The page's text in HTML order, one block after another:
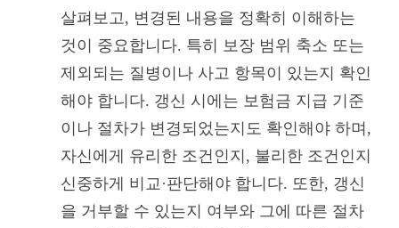
살펴보고, 변경된 내용을 정확히 이해하는
것이 중요합니다. 특히 보장 범위 축소 또는
제외되는 질병이나 사고 항목이 있는지 확인
해야 합니다. 갱신 시에는 보험금 지급 기준
이나 절차가 변경되었는지도 확인해야 하며,
자신에게 유리한 조건인지, 불리한 조건인지
신중하게 비교·판단해야 합니다. 또한, 갱신
을 거부할 수 있는지 여부와 그에 따른 절차